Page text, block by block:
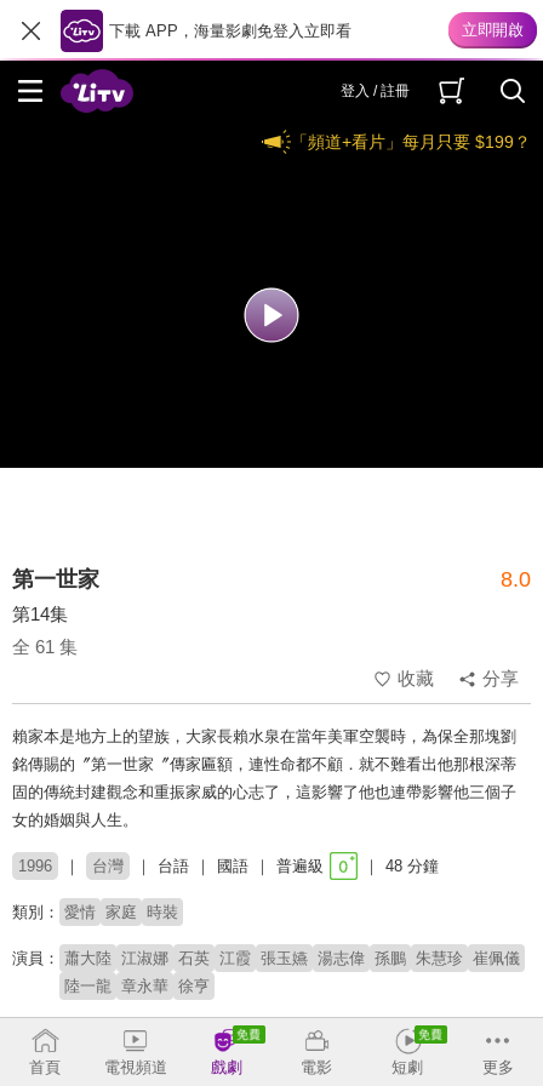
下載 APP，海量影劇免登入立即看
登入 / 註冊
「頻道+看片」每月只要 $199？
第一世家 8.0
第14集
全 61 集
收藏
分享
賴家本是地方上的望族，大家長賴水泉在當年美軍空襲時，為保全那塊劉
銘傳賜的〞第一世家〞傳家匾額，連性命都不顧．就不難看出他那根深蒂
固的傳統封建觀念和重振家威的心志了，這影響了他也連帶影響他三個子
女的婚姻與人生。
1996 台灣 台語 國語 普遍級 48 分鐘
類別： 愛情 家庭 時裝
演員： 蕭大陸 江淑娜 石英 江霞 張玉嬿 湯志偉 孫鵬 朱慧珍 崔佩儀
陸一龍 章永華 徐亨
導演：
首頁 電視頻道 戲劇 電影 短劇 更多